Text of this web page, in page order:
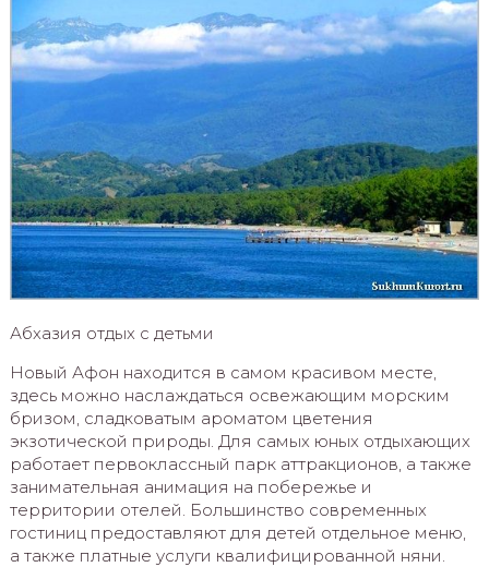
Абхазия отдых с детьми
Новый Афон находится в самом красивом месте,
здесь можно наслаждаться освежающим морским
бризом, сладковатым ароматом цветения
экзотической природы. Для самых юных отдыхающих
работает первоклассный парк аттракционов, а также
занимательная анимация на побережье и
территории отелей. Большинство современных
гостиниц предоставляют для детей отдельное меню,
а также платные услуги квалифицированной няни.